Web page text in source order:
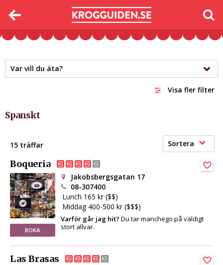
Var vill du äta?
Visa fler filter
Spanskt
15 träffar Sortera
Boqueria
BOKA
Jakobsbergsgatan 17
08-307400
Lunch 165 kr ($$)
Middag 400-500 kr ($$$)
Varför går jag hit? Du tar manchego på väldigt
stort allvar.
Las Brasas